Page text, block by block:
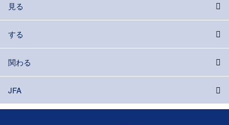
見る
する
関わる
JFA